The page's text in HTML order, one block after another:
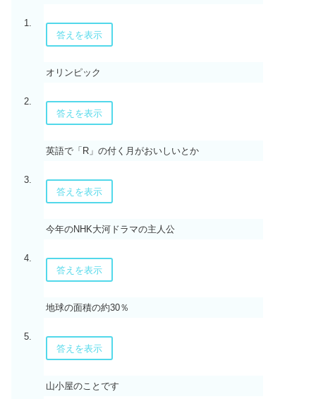
1.
答えを表示
2.
オリンピック
答えを表示
3.
英語で「R」の付く月がおいしいとか
答えを表示
4.
今年のNHK大河ドラマの主人公
答えを表示
5.
地球の面積の約30％
答えを表示
山小屋のことです